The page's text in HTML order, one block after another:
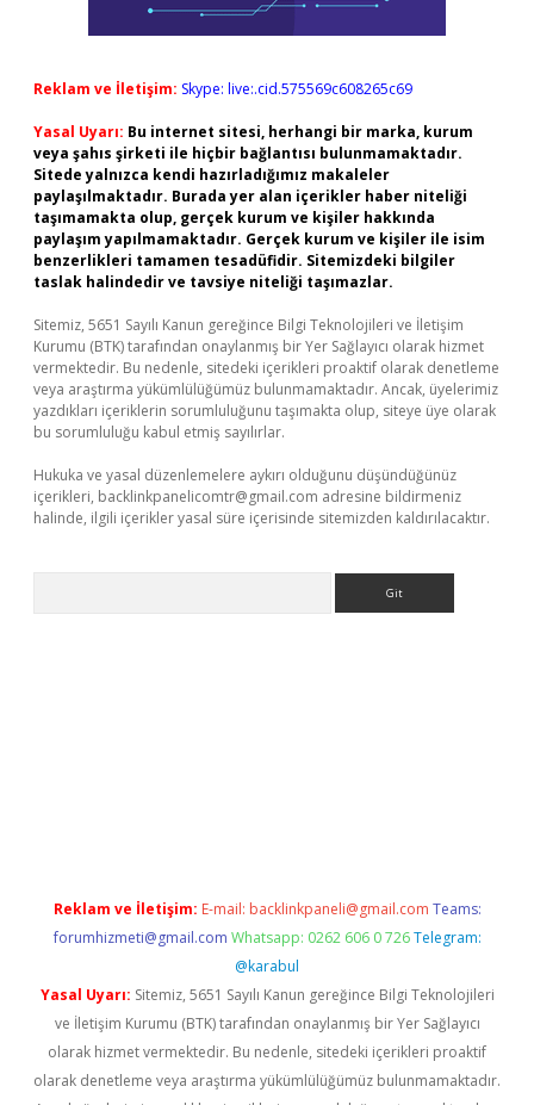
Reklam ve İletişim: Skype: live:.cid.575569c608265c69
Yasal Uyarı: Bu internet sitesi, herhangi bir marka, kurum
veya şahıs şirketi ile hiçbir bağlantısı bulunmamaktadır.
Sitede yalnızca kendi hazırladığımız makaleler
paylaşılmaktadır. Burada yer alan içerikler haber niteliği
taşımamakta olup, gerçek kurum ve kişiler hakkında
paylaşım yapılmamaktadır. Gerçek kurum ve kişiler ile isim
benzerlikleri tamamen tesadüfidir. Sitemizdeki bilgiler
taslak halindedir ve tavsiye niteliği taşımazlar.
Sitemiz, 5651 Sayılı Kanun gereğince Bilgi Teknolojileri ve İletişim
Kurumu (BTK) tarafından onaylanmış bir Yer Sağlayıcı olarak hizmet
vermektedir. Bu nedenle, sitedeki içerikleri proaktif olarak denetleme
veya araştırma yükümlülüğümüz bulunmamaktadır. Ancak, üyelerimiz
yazdıkları içeriklerin sorumluluğunu taşımakta olup, siteye üye olarak
bu sorumluluğu kabul etmiş sayılırlar.
Hukuka ve yasal düzenlemelere aykırı olduğunu düşündüğünüz
içerikleri, backlinkpanelicomtr@gmail.com adresine bildirmeniz
halinde, ilgili içerikler yasal süre içerisinde sitemizden kaldırılacaktır.
Reklam ve İletişim: E-mail: backlinkpaneli@gmail.com Teams:
forumhizmeti@gmail.com Whatsapp: 0262 606 0 726 Telegram:
@karabul
Yasal Uyarı: Sitemiz, 5651 Sayılı Kanun gereğince Bilgi Teknolojileri
ve İletişim Kurumu (BTK) tarafından onaylanmış bir Yer Sağlayıcı
olarak hizmet vermektedir. Bu nedenle, sitedeki içerikleri proaktif
olarak denetleme veya araştırma yükümlülüğümüz bulunmamaktadır.